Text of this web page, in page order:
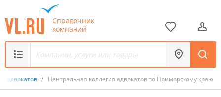
Справочник
компаний
адвокатов / Центральная коллегия адвокатов по Приморскому краю